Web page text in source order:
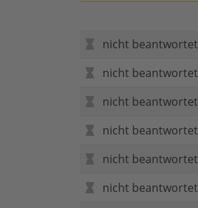
nicht beantwortet
nicht beantwortet
nicht beantwortet
nicht beantwortet
nicht beantwortet
nicht beantwortet